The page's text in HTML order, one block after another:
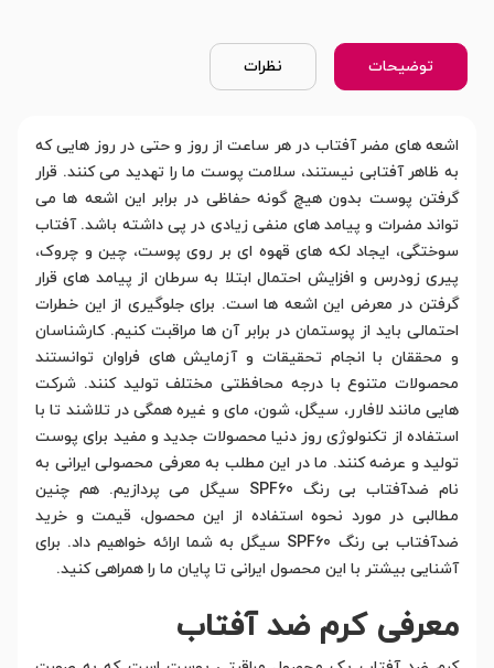
توضیحات نظرات
اشعه های مضر آفتاب در هر ساعت از روز و حتی در روز هایی که
به ظاهر آفتابی نیستند، سلامت پوست ما را تهدید می کنند. قرار
گرفتن پوست بدون هیچ گونه حفاظی در برابر این اشعه ها می
تواند مضرات و پیامد های منفی زیادی در پی داشته باشد. آفتاب
سوختگی، ایجاد لکه های قهوه ای بر روی پوست، چین و چروک،
پیری زودرس و افزایش احتمال ابتلا به سرطان از پیامد های قرار
گرفتن در معرض این اشعه ها است. برای جلوگیری از این خطرات
احتمالی باید از پوستمان در برابر آن ها مراقبت کنیم. کارشناسان
و محققان با انجام تحقیقات و آزمایش های فراوان توانستند
محصولات متنوع با درجه محافظتی مختلف تولید کنند. شرکت
هایی مانند لافارر، سیگل، شون، مای و غیره همگی در تلاشند تا با
استفاده از تکنولوژی روز دنیا محصولات جدید و مفید برای پوست
تولید و عرضه کنند. ما در این مطلب به معرفی محصولی ایرانی به
نام ضدآفتاب بی رنگ SPF60 سیگل می پردازیم. هم چنین
مطالبی در مورد نحوه استفاده از این محصول، قیمت و خرید
ضدآفتاب بی رنگ SPF60 سیگل به شما ارائه خواهیم داد. برای
آشنایی بیشتر با این محصول ایرانی تا پایان ما را همراهی کنید.
معرفی کرم ضد آفتاب